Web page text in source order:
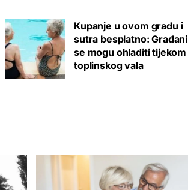
Kupanje u ovom gradu i
sutra besplatno: Građani
se mogu ohladiti tijekom
toplinskog vala